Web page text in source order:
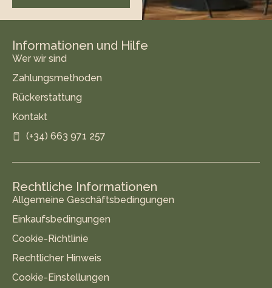
Informationen und Hilfe
Wer wir sind
Zahlungsmethoden
Rückerstattung
Kontakt
(+34) 663 971 257
Rechtliche Informationen
Allgemeine Geschäftsbedingungen
Einkaufsbedingungen
Cookie-Richtlinie
Rechtlicher Hinweis
Cookie-Einstellungen